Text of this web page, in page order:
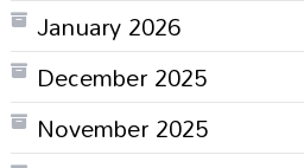
January 2026
December 2025
November 2025